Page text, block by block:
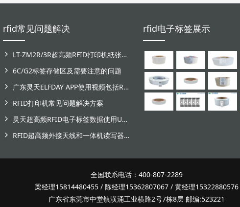
rfid常见问题解决
LT-ZM2R/3R超高频RFID打印机纸张和碳带安装视频
6C/G2标签存储区及需要注意的问题
广东灵天ELFDAY APP使用视频包括RFID超高频设备和NFC芯片标签感应
RFID打印机常见问题解决方案
灵天超高频RFID电子标签数据使用UHF读写器写入失败原因分析
RFID超高频外接天线和一体机读写器安装示意图
rfid电子标签展示
全国联系电话：400-807-2289
梁经理15814480455 / 陈经理15362807067 / 黄经理15322880576
广东省东莞市中堂镇潢涌工业横路2号7栋8层 邮编:523221